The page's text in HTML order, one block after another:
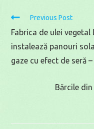
Read
more
articles
Previous Post
Fabrica de ulei
instalează panouri
gaze cu efect de seră
Bărcile